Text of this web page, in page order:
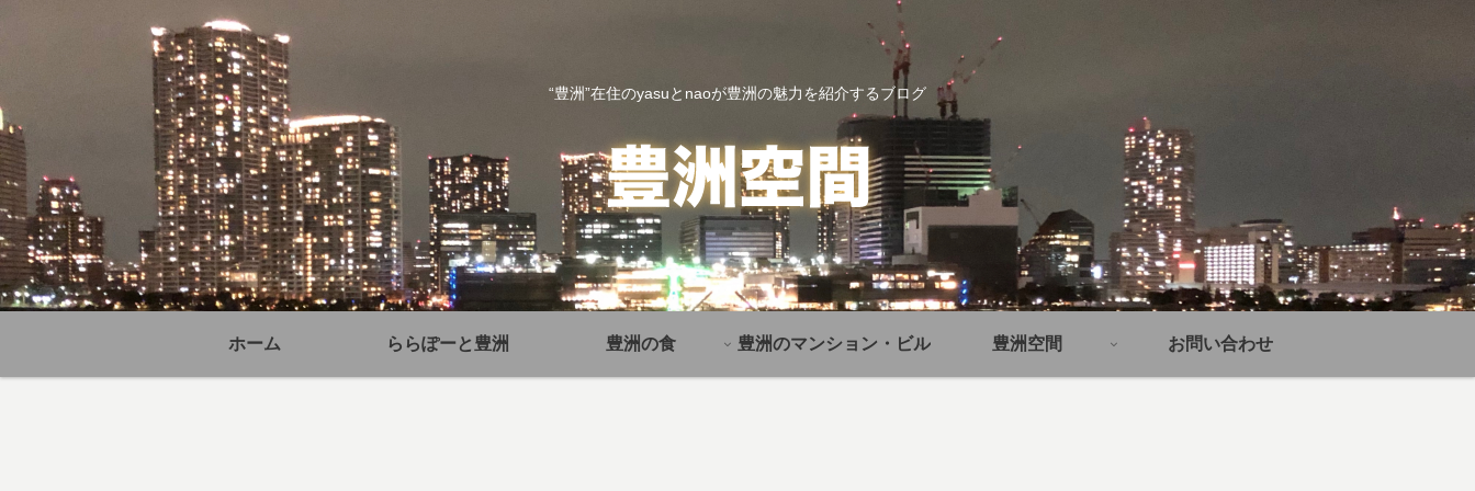
“豊洲”在住のyasuとnaoが豊洲の魅力を紹介するブログ
ホーム ららぽーと豊洲 豊洲の食 豊洲のマンション・ビル 豊洲空間 お問い合わせ